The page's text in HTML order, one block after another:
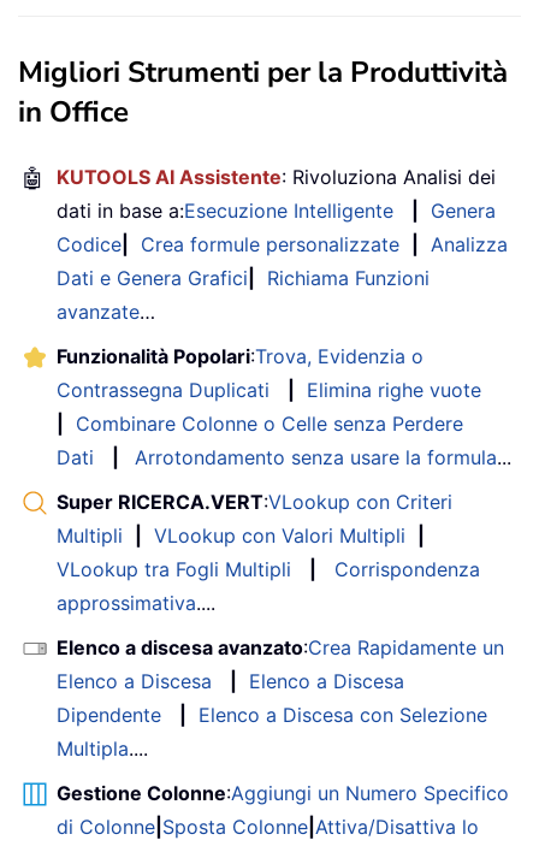
Migliori Strumenti per la Produttività
in Office
🤖 KUTOOLS AI Assistente: Rivoluziona Analisi dei
dati in base a:Esecuzione Intelligente
Genera
Codice
Crea formule personalizzate
Analizza
Dati e Genera Grafici
Richiama Funzioni
avanzate…
Funzionalità Popolari:Trova, Evidenzia o
Contrassegna Duplicati
Elimina righe vuote
Combinare Colonne o Celle senza Perdere
Dati
Arrotondamento senza usare la formula...
Super RICERCA.VERT:VLookup con Criteri
Multipli
VLookup con Valori Multipli
VLookup tra Fogli Multipli
Corrispondenza
approssimativa....
Elenco a discesa avanzato:Crea Rapidamente un
Elenco a Discesa
Elenco a Discesa
Dipendente
Elenco a Discesa con Selezione
Multipla....
Gestione Colonne:Aggiungi un Numero Specifico
di Colonne Sposta Colonne Attiva/Disattiva lo